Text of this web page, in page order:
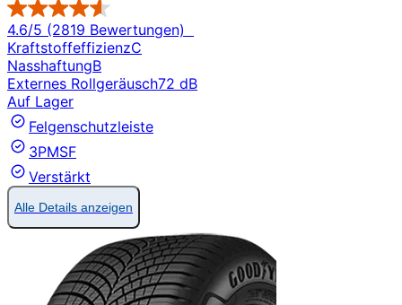
4.6/5 (2819 Bewertungen)
KraftstoffeffizienzC
NasshaftungB
Externes Rollgeräusch72 dB
Auf Lager
Felgenschutzleiste
3PMSF
Verstärkt
Alle Details anzeigen